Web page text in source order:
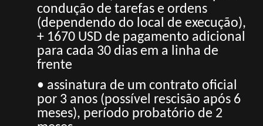
condução de tarefas e ordens
(dependendo do local de execução),
+ 1670 USD de pagamento adicional
para cada 30 dias em a linha de
frente
• assinatura de um contrato oficial
por 3 anos (possível rescisão após 6
meses), período probatório de 2